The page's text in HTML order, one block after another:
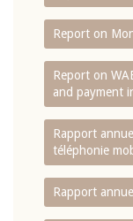
Report on
Report on
and payment
Rapport
téléphonie
Rapport